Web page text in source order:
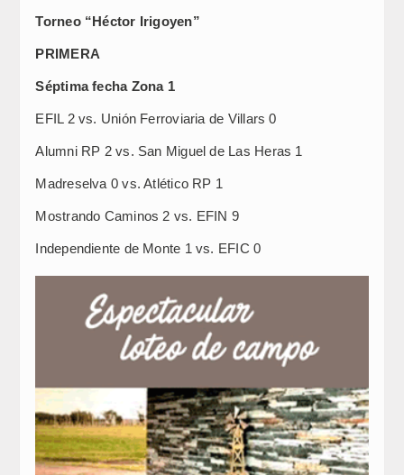
Torneo “Héctor Irigoyen”
PRIMERA
Séptima fecha Zona 1
EFIL 2 vs. Unión Ferroviaria de Villars 0
Alumni RP 2 vs. San Miguel de Las Heras 1
Madreselva 0 vs. Atlético RP 1
Mostrando Caminos 2 vs. EFIN 9
Independiente de Monte 1 vs. EFIC 0